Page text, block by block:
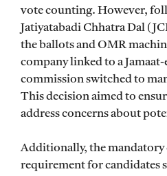
vote counting. However,
Jatiyatabadi Chhatra Dal
the ballots and OMR
company linked to a
commission switched to
This decision aimed to
address concerns about
Additionally, the mandatory
requirement for candidates